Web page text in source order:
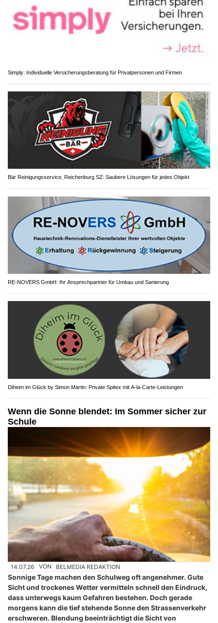
Simply: Individuelle Versicherungsberatung für Privatpersonen und Firmen
Bär Reinigungsservice, Reichenburg SZ: Saubere Lösungen für jedes Objekt
RE-NOVERS GmbH: Ihr Ansprechpartner für Umbau und Sanierung
Diheim im Glück by Simon Martin: Private Spitex mit A-la-Carte-Leistungen
Wenn die Sonne blendet: Im Sommer sicher zur
Schule
14.07.26 VON BELMEDIA REDAKTION
Sonnige Tage machen den Schulweg oft angenehmer. Gute
Sicht und trockenes Wetter vermitteln schnell den Eindruck,
dass unterwegs kaum Gefahren bestehen. Doch gerade
morgens kann die tief stehende Sonne den Strassenverkehr
erschweren. Blendung beeinträchtigt die Sicht von